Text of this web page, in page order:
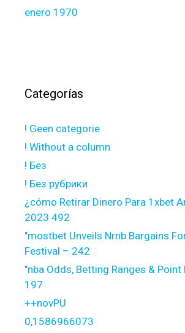
enero 1970
Categorías
! Geen categorie
! Without a column
! Без
! Без рубрики
¿cómo Retirar Dinero Para 1xbet
2023 492
"mostbet Unveils Nrnb Bargains
Festival – 242
"nba Odds, Betting Ranges &
197
++novPU
0,1586966073